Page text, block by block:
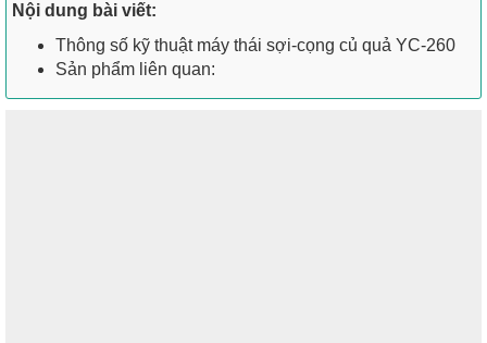
Nội dung bài viết:
Thông số kỹ thuật máy thái sợi-cọng củ quả YC-260
Sản phẩm liên quan: